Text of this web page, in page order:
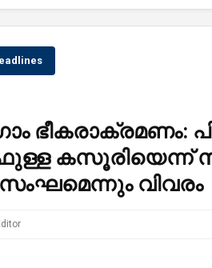
ഭീകരാക്രമണം:
കസൂരിയെന്ന്
വിവരം